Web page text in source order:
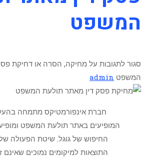
המשפט
סגור לתגובות על מחיקה, הסרה או דחיקת
המשפט admin
חברת אינפורמטיקס מתמחה
המופיעים באתר תולעת המשפט
החיפוש של גוגל. שיטת הפעולה
התוצאות למיקומים נמוכים שאינם